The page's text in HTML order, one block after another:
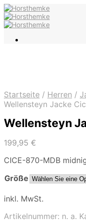
Startseite / Herren /
Wellensteyn Jacke
Wellensteyn
199,95 €
CICE-870-MDB
Größe
inkl. MwSt.
Artikelnummer: n. a.